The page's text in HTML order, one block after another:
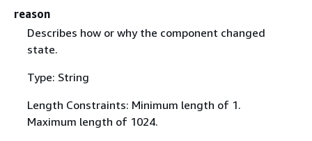
reason
Describes how or why the component changed
state.
Type: String
Length Constraints: Minimum length of 1.
Maximum length of 1024.